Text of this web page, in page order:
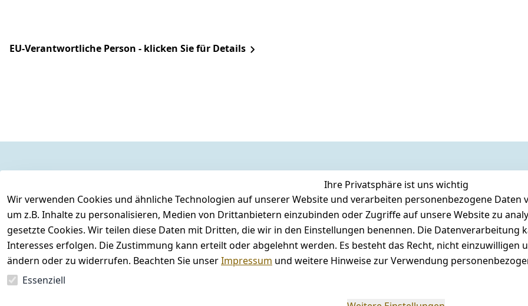
EU-Verantwortliche Person - klicken Sie für Details
Ihre Privatsphäre ist uns wichtig
Wir verwenden Cookies und ähnliche Technologien auf unserer Website und verarbeiten personenbezogene Daten
um z.B. Inhalte zu personalisieren, Medien von Drittanbietern einzubinden oder Zugriffe auf unsere Website zu
gesetzte Cookies. Wir teilen diese Daten mit Dritten, die wir in den Einstellungen benennen. Die
Interesses erfolgen. Die Zustimmung kann erteilt oder abgelehnt werden. Es besteht das Recht, nicht einzuwilligen
ändern oder zu widerrufen. Beachten Sie unserImpressum und weitere Hinweise zur Verwendung
Essenziell
AGB
Impressum
Datenschutzerklärung
Barrierefreiheitserklärung
Widerrufsrecht
Kontakt
Registrieren